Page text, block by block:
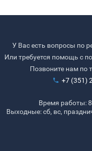
У Вас есть вопросы по
Или требуется помощь с
Позвоните нам по
+7 (351)
Время работы:
Выходные: сб, вс,